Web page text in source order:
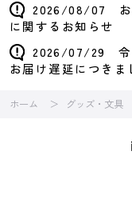
2026/08/07 お
に関するお知らせ
2026/07/29 令
お届け遅延につきま
ホーム グッズ・文具